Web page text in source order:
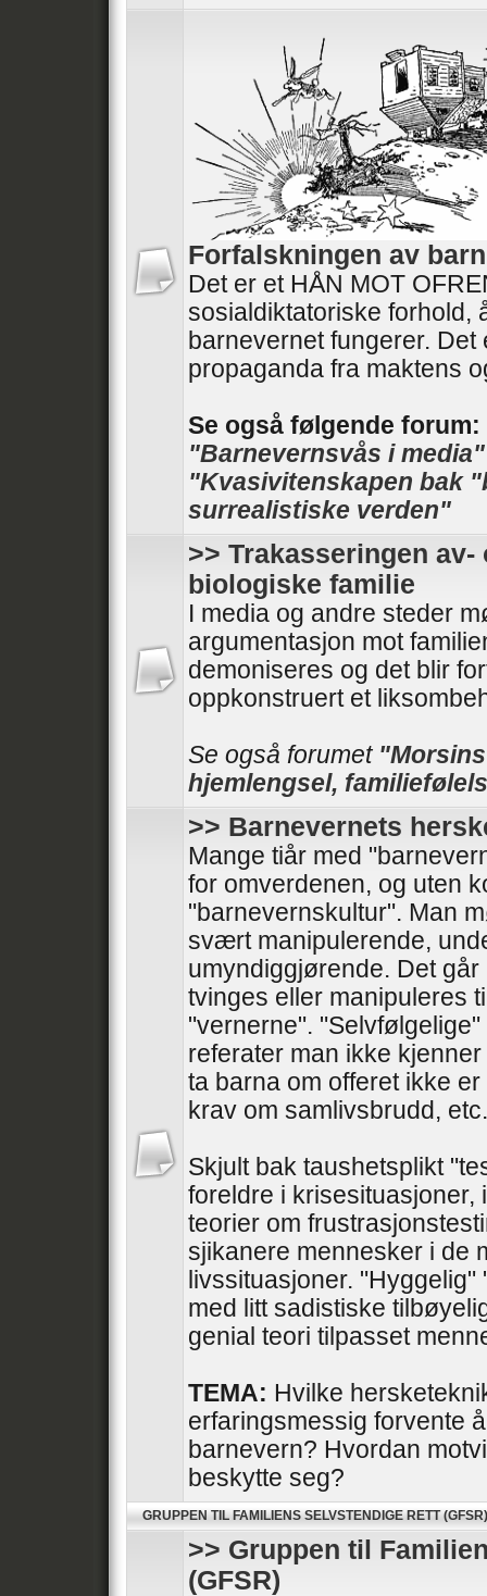
Forfalskningen av
Det er et HÅN MOT
sosialdiktatoriske forhold,
barnevernet fungerer. Det
propaganda fra maktens
Se også følgende forum:
"Barnevernsvås i media"
"Kvasivitenskapen bak
surrealistiske verden"
>> Trakasseringen
biologiske familie
I media og andre steder
argumentasjon mot
demoniseres og det blir
oppkonstruert et
Se også forumet
hjemlengsel,
>> Barnevernets
Mange tiår med
for omverdenen, og uten
"barnevernskultur". Man
svært manipulerende,
umyndiggjørende. Det
tvinges eller manipuleres
"vernerne".
referater man ikke
ta barna om offeret ikke
krav om samlivsbrudd, etc.
Skjult bak taushetsplikt
foreldre i krisesituasjoner,
teorier om
sjikanere mennesker i de
livssituasjoner.
med litt sadistiske
genial teori tilpasset
TEMA: Hvilke
erfaringsmessig forvente
barnevern? Hvordan
beskytte seg?
GRUPPEN TIL FAMILIENS SELVSTENDIGE RETT (GFSR)
>> Gruppen til
(GFSR)